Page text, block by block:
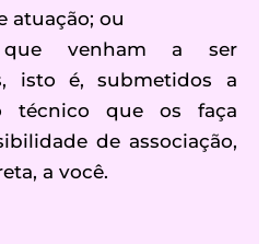
atuação; ou
venham a ser
isto é, submetidos a
técnico que os faça
de associação,
a você.